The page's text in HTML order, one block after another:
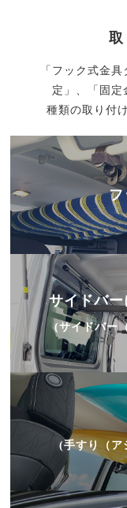
取
「フック式金
定」、「固定
種類の取り付
フ
サイドバ
(サイドバー
(手すり（ア